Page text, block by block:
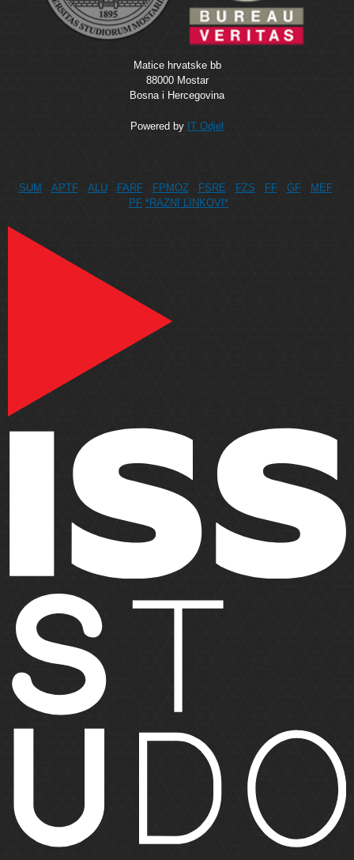
Matice hrvatske bb
88000 Mostar
Bosna i Hercegovina
Powered by IT Odjel
SUM APTF ALU FARF FPMOZ FSRE FZS FF GF
MEF
PF *RAZNI LINKOVI*